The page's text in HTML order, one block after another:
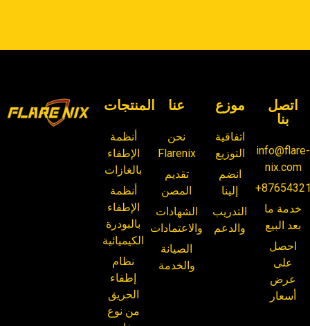
المنتجات
أنظمة
الإطفاء
بالغازات
أنظمة
الإطفاء
بالبودرة
الكيميائية
نظام
إطفاء
الحريق
من نوع
عنا
نحن
Flarenix
تقديم
المصن
الشهادات
والاعتمادات
الصيانة
والخدمة
موزع
اتفاقية
التوزيع
انضم
إلينا
التدريب
والدعم
اتصل
بنا
info@flare-
nix.com
خدمة ما
بعد البيع
احصل
على
عرض
أسعار